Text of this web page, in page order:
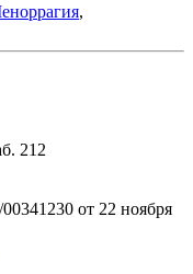
,
212
от 22 ноября